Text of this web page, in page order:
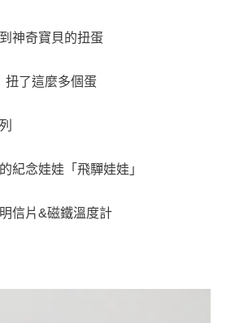
神奇寶貝的扭蛋
扭了這麼多個蛋
紀念娃娃「飛驒娃娃」
信片&磁鐵溫度計